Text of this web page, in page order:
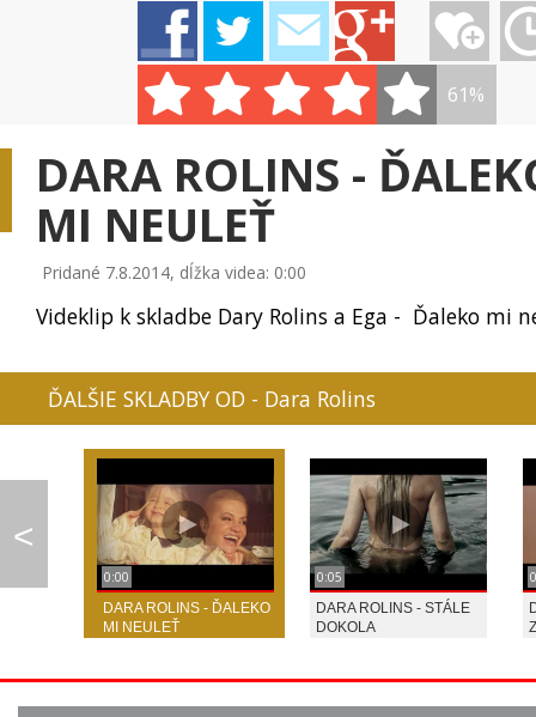
0:08
LINDSAY STIRLING - ... IMT SMILE - KÝM STÚ... FALLOUT 4
IMT SMILE - TAJNÉ M... JENNIFER LAWRENCE -... MAROON 5 -
61%
DARA ROLINS -
MI NEULEŤ
Pridané 7.8.2014, dĺžka videa: 0:00
Videklip k skladbe Dary Rolins a Ega - Ďaleko mi
ĎALŠIE SKLADBY OD - Dara Rolins
<
0:00
DARA ROLINS - ĎALEKO
MI NEULEŤ
0:05
DARA ROLINS - STÁLE
DOKOLA